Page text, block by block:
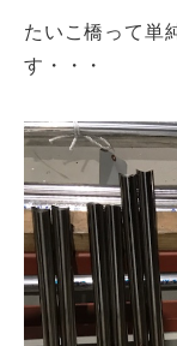
たいこ橋って単
す・・・